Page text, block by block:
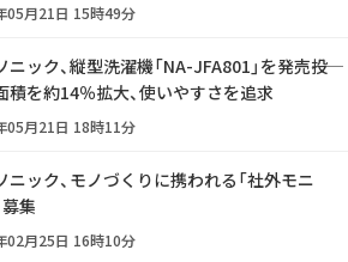
05月21日 15時49分
ニック、縦型洗濯機「NA-JFA801」を発売――投
積を約14％拡大、使いやすさを追求
05月21日 18時11分
ニック、モノづくりに携われる「社外モニ
募集
02月25日 16時10分